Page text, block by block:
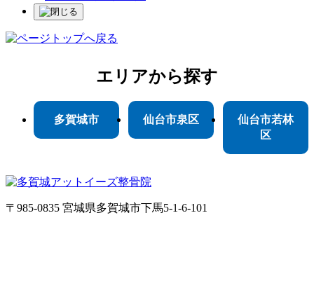
エリアから探す
多賀城市 仙台市泉区
仙台市若林
区
〒985-0835 宮城県多賀城市下馬5-1-6-101